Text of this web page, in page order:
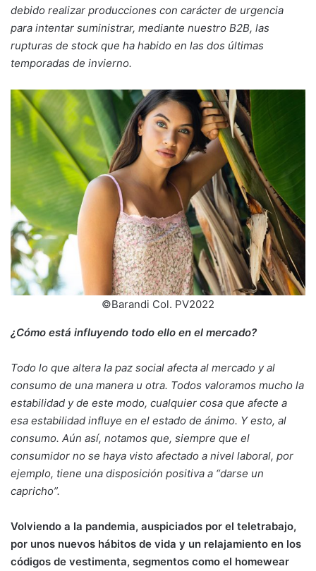
debido realizar producciones con carácter de urgencia
para intentar suministrar, mediante nuestro B2B, las
rupturas de stock que ha habido en las dos últimas
temporadas de invierno.
©Barandi Col. PV2022
¿Cómo está influyendo todo ello en el mercado?
Todo lo que altera la paz social afecta al mercado y al
consumo de una manera u otra. Todos valoramos mucho la
estabilidad y de este modo, cualquier cosa que afecte a
esa estabilidad influye en el estado de ánimo. Y esto, al
consumo. Aún así, notamos que, siempre que el
consumidor no se haya visto afectado a nivel laboral, por
ejemplo, tiene una disposición positiva a “darse un
capricho”.
Volviendo a la pandemia, auspiciados por el teletrabajo,
por unos nuevos hábitos de vida y un relajamiento en los
códigos de vestimenta, segmentos como el homewear